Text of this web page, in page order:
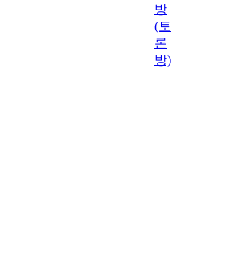
방
(토
론
방)